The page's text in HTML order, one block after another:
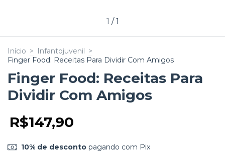
1 /1
Início > Infantojuvenil >
Finger Food: Receitas Para Dividir Com Amigos
Finger Food: Receitas Para
Dividir Com Amigos
R$147,90
10% de descontopagando com Pix